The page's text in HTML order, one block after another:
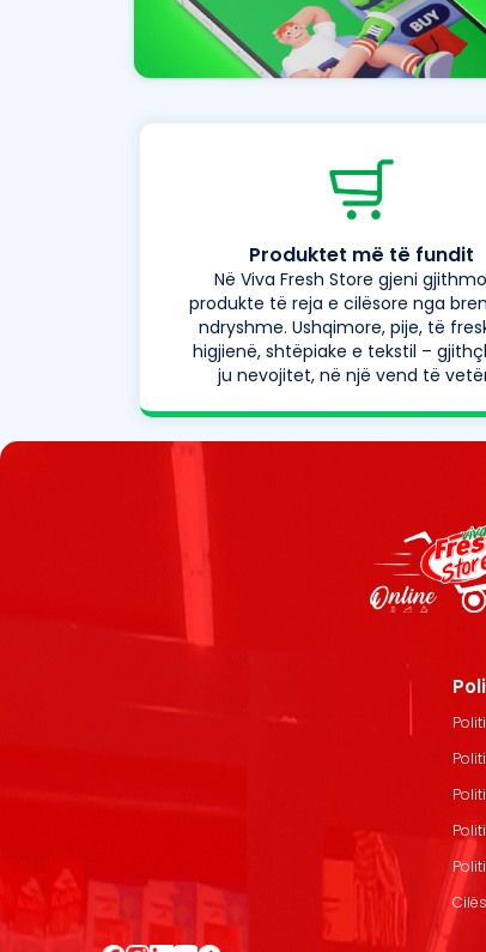
Produktet më të fundit
Në Viva Fresh Store gjeni
produkte të reja e cilësore nga
ndryshme. Ushqimore, pije, të
higjienë, shtëpiake e tekstil –
ju nevojitet, në një vend të